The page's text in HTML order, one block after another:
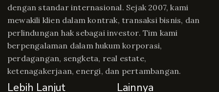
dengan standar internasional. Sejak 2007, kami
mewakili klien dalam kontrak, transaksi bisnis, dan
perlindungan hak sebagai investor. Tim kami
berpengalaman dalam hukum korporasi,
perdagangan, sengketa, real estate,
ketenagakerjaan, energi, dan pertambangan.
Lebih Lanjut Lainnya